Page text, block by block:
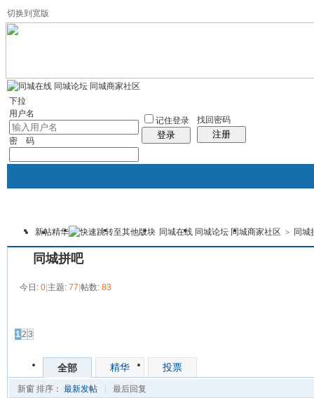
切换到宽版
下拉
用户名
密 码
记住登录
登录
找回密码
注册
首页 论坛 门户 黄页 商学院
新帖精华 同城在线 同城论坛 同城商家社区 > 同城
同城拼吧
今日: 0|主题: 77|帖数: 83
12 3
全部 精华 投票
新窗 排序： 最新发帖 最后回复